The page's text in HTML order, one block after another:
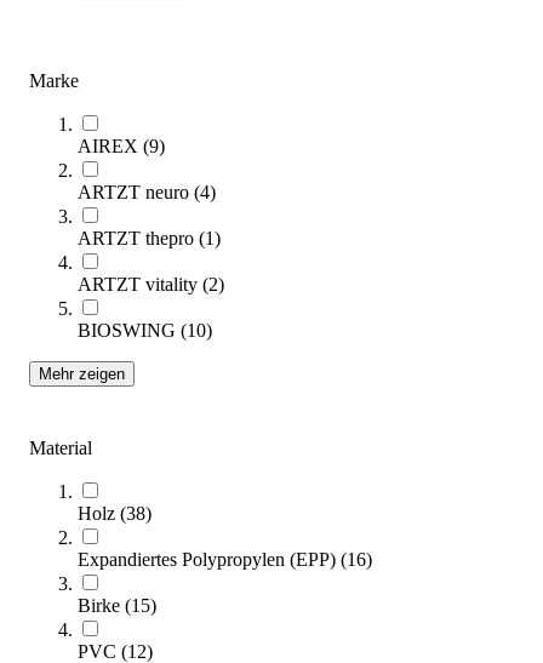
Marke
AIREX (9)
ARTZT neuro (4)
ARTZT thepro (1)
ARTZT vitality (2)
BIOSWING (10)
Mehr zeigen
Material
Holz (38)
Expandiertes Polypropylen (EPP) (16)
Birke (15)
PVC (12)
Zum Ratgeber
Kategorien & Filter
Sie lesen gerade Seite
Seite 2
Seite
Seite 4
Seite
tanga sports® Balance-Igelball
13,95 €